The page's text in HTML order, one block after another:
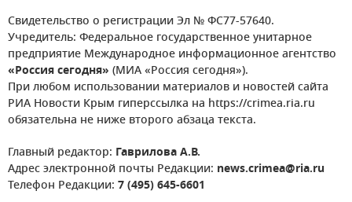
Свидетельство о регистрации Эл № ФС77-57640.
Учредитель: Федеральное государственное унитарное
предприятие Международное информационное агентство
«Россия сегодня» (МИА «Россия сегодня»).
При любом использовании материалов и новостей сайта
РИА Новости Крым гиперссылка на https://crimea.ria.ru
обязательна не ниже второго абзаца текста.
Главный редактор: Гаврилова А.В.
Адрес электронной почты Редакции: news.crimea@ria.ru
Телефон Редакции: 7 (495) 645-6601